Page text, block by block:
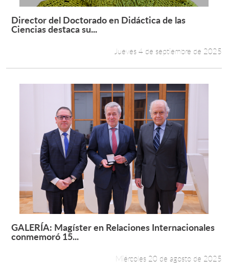
Leer más +
Director del Doctorado en Didáctica de las
Ciencias destaca su...
Jueves 4 de septiembre de 2025
Leer más +
GALERÍA: Magíster en Relaciones Internacionales
conmemoró 15...
Miércoles 20 de agosto de 2025